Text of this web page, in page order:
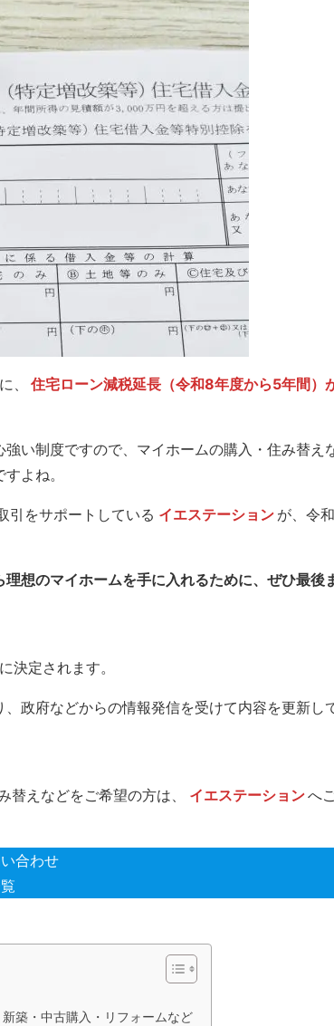
、
住宅ローン減税延長（令和8年度から5年間）
い制度ですので、マイホームの購入・住み替え
よね。
引をサポートしている イエステーション が、令
想のマイホームを手に入れるために、ぜひ最後
決定されます。
政府などからの情報発信を受けて内容を更新し
替えなどをご希望の方は、 イエステーションへ
合わせ
築・中古購入・リフォームなど